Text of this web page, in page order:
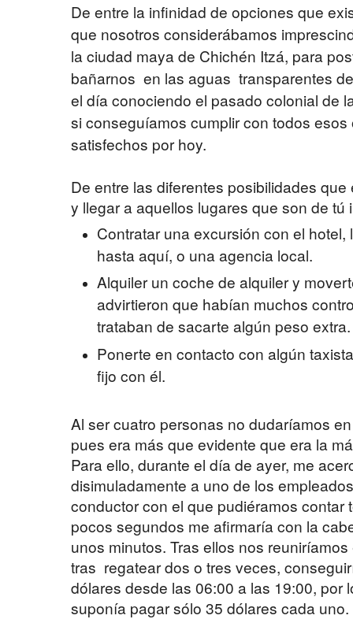
De entre la infinidad de opciones que
que nosotros considerábamos
la ciudad maya de Chichén Itzá, para
bañarnos en las aguas transparentes
el día conociendo el pasado colonial de
si conseguíamos cumplir con todos
satisfechos por hoy.
De entre las diferentes posibilidades
y llegar a aquellos lugares que son de tú
Contratar una excursión con el
hasta aquí, o una agencia local.
Alquiler un coche de alquiler y
advirtieron que habían muchos
trataban de sacarte algún peso extra.
Ponerte en contacto con algún
fijo con él.
Al ser cuatro personas no dudaríamos
pues era más que evidente que era la
Para ello, durante el día de ayer, me
disimuladamente a uno de los
conductor con el que pudiéramos contar
pocos segundos me afirmaría con la
unos minutos. Tras ellos nos
tras regatear dos o tres veces,
dólares desde las 06:00 a las 19:00, por
suponía pagar sólo 35 dólares cada uno.